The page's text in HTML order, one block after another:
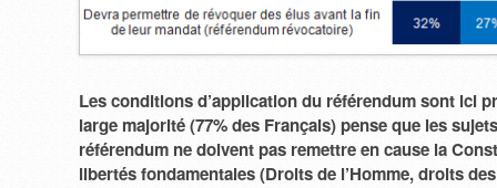
Les conditions d’application du référendum sont ici
large majorité (77% des Français) pense que les
référendum ne doivent pas remettre en cause la
libertés fondamentales (Droits de l’Homme, droits